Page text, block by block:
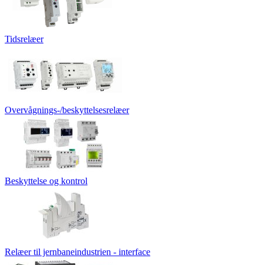
Tidsrelæer
Overvågnings-/beskyttelsesrelæer
Beskyttelse og kontrol
Relæer til jernbaneindustrien - interface